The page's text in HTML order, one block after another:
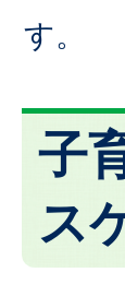
す。
子
ス